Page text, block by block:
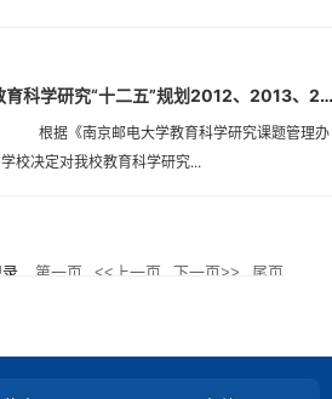
关于对我校教育科学研究“十二五”规划2012、2013、2014年度课题...
校决定对我校教育科学研究...
第一页 <<上一页 下一页>> 尾页